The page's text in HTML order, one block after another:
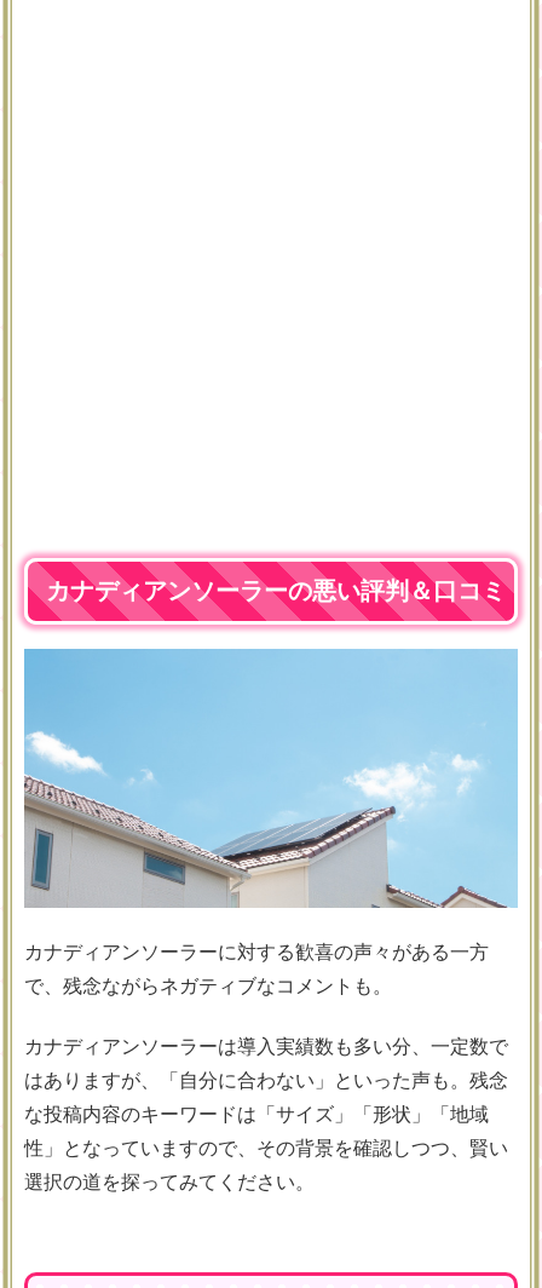
カナディアンソーラーの悪い評判＆口コミ
カナディアンソーラーに対する歓喜の声々がある一方
で、残念ながらネガティブなコメントも。
カナディアンソーラーは導入実績数も多い分、一定数で
はありますが、「自分に合わない」といった声も。残念
な投稿内容のキーワードは「サイズ」「形状」「地域
性」となっていますので、その背景を確認しつつ、賢い
選択の道を探ってみてください。